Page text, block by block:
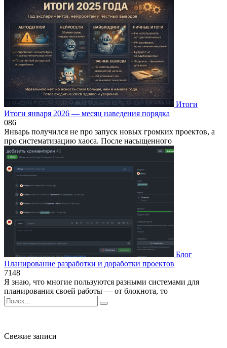
Итоги
Итоги января 2026 — месяц наведения порядка
086
Январь получился не про запуск новых громких проектов, а
про систематизацию хаоса. После насыщенного
Блог
Планирование разработки и доработки проектов
7148
Я знаю, что многие пользуются разными системами для
планирования своей работы — от блокнота, то
Search
for:
Свежие записи